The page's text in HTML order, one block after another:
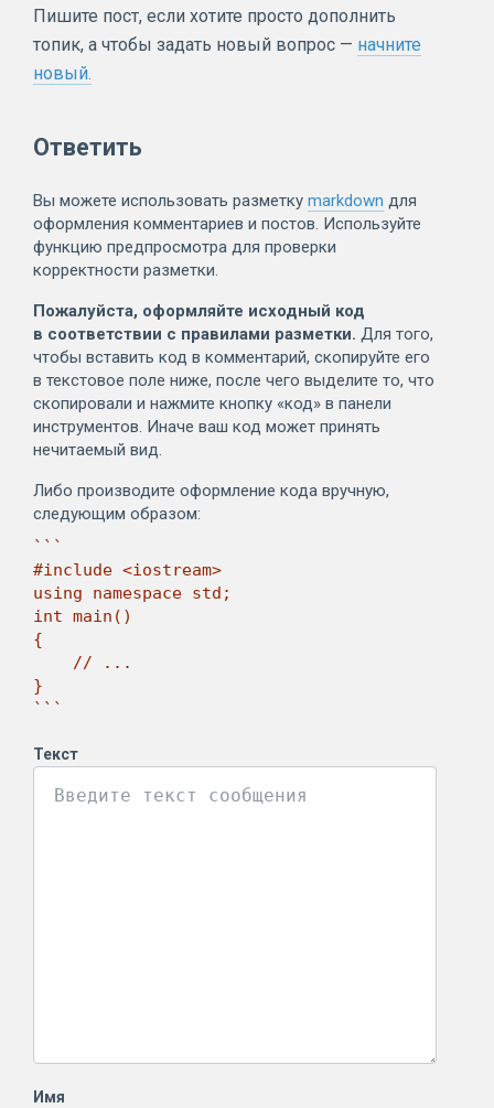
Пишите пост, если хотите просто дополнить
топик, а чтобы задать новый вопрос — начните
новый.
Ответить
Вы можете использовать разметку markdown для
оформления комментариев и постов. Используйте
функцию предпросмотра для проверки
корректности разметки.
Пожалуйста, оформляйте исходный код
в соответствии с правилами разметки. Для того,
чтобы вставить код в комментарий, скопируйте его
в текстовое поле ниже, после чего выделите то, что
скопировали и нажмите кнопку «код» в панели
инструментов. Иначе ваш код может принять
нечитаемый вид.
Либо производите оформление кода вручную,
следующим образом:
```
#include <iostream>
using namespace std;
int main()
{
}
```
Текст
Имя